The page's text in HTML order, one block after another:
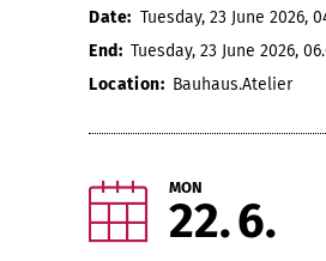
Date: Tuesday, 23 June 2026,
End: Tuesday, 23 June 2026,
Location: Bauhaus.Atelier
MON
22 6